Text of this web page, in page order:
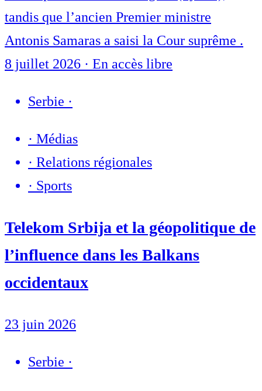
tandis que l’ancien Premier ministre
Antonis Samaras a saisi la Cour suprême .
8 juillet 2026 · En accès libre
Serbie ·
· Médias
· Relations régionales
· Sports
Telekom Srbija et la géopolitique de
l’influence dans les Balkans
occidentaux
23 juin 2026
Serbie ·